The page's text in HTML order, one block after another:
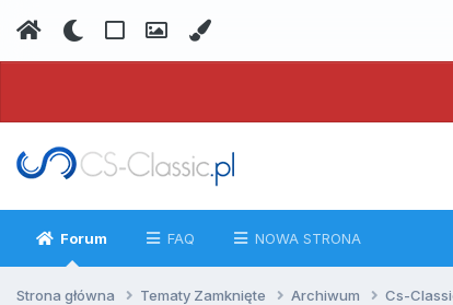
Forum FAQ NOWA STRONA
Strona główna Tematy Zamknięte Archiwum Cs-